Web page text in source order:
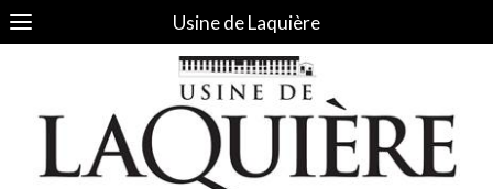
Usine de Laquière